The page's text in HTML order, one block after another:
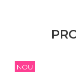
NOU